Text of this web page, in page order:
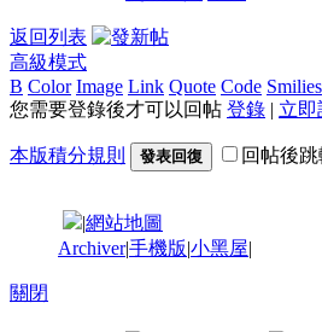
返回列表
高級模式
B Color Image Link Quote Code Smilies
您需要登錄後才可以回帖 登錄 | 立即
本版積分規則 發表回復 回帖後
|網站地圖
Archiver|手機版|小黑屋|
關閉